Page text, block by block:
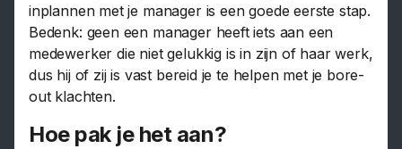
inplannen met je manager is een goede eerste stap.
Bedenk: geen een manager heeft iets aan een
medewerker die niet gelukkig is in zijn of haar werk,
dus hij of zij is vast bereid je te helpen met je bore-
out klachten.
Hoe pak je het aan?